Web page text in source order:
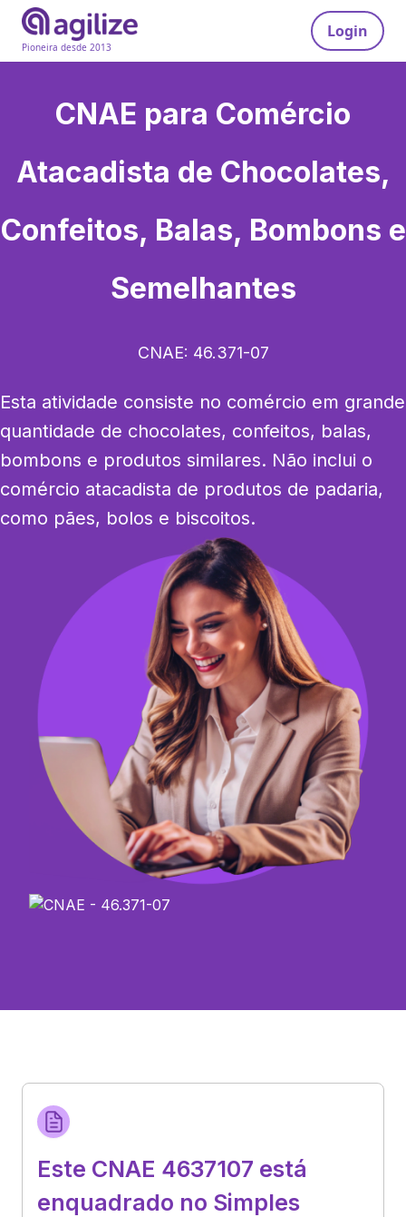
Pioneira desde 2013
Login
CNAE para Comércio
Atacadista de Chocolates,
Confeitos, Balas, Bombons e
Semelhantes
CNAE: 46.371-07
Esta atividade consiste no comércio em grande
quantidade de chocolates, confeitos, balas,
bombons e produtos similares. Não inclui o
comércio atacadista de produtos de padaria,
como pães, bolos e biscoitos.
Este CNAE 4637107 está
enquadrado no Simples